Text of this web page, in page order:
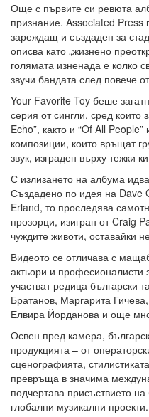
Още с първите си ревюта
признание. Associated Press
зареждащ и създаден за
описва като „жизнено
голямата изненада е колко
звучи бандата след повече
Your Favorite Toy беше
серия от сингли, сред които
Echo”, както и “Of All
композиции, които връщат
звук, изграден върху тежки
С излизането на албума
Създадено по идея на Dave
Erland, то проследява
прозорци, изигран от Craig
чуждите животи, оставайки
Видеото се отличава с
актьори и професионалисти
участват редица български
Братанов, Маргарита
Елвира Йорданова и още
Освен пред камера,
продукцията – от
сценографията,
превръща в значима
подчертава присъствието
глобални музикални проекти.